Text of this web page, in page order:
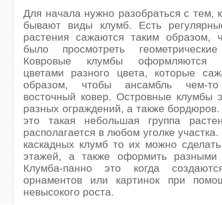
Для начала нужно разобраться с тем,
бывают виды клумб. Есть
растения сажаются таким образом,
было просмотреть
Ковровые клумбы оформляются
цветами разного цвета, которые
образом, чтобы ансамбль чем-
восточный ковер. Островные клумбы
разных ограждений, а также бордюров.
это такая небольшая группа
располагается в любом уголке участка.
каскадных клумб то их можно
этажей, а также оформить разными
Клумба-панно это когда
орнаментов или картинок при
невысокого роста.